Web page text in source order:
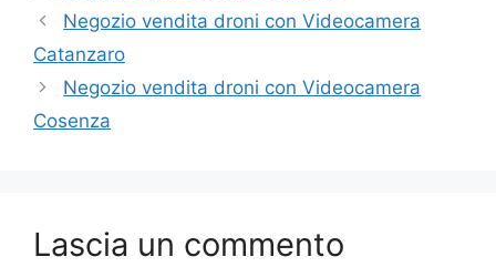
Negozio vendita droni con Videocamera
Catanzaro
Negozio vendita droni con Videocamera
Cosenza
Lascia un commento